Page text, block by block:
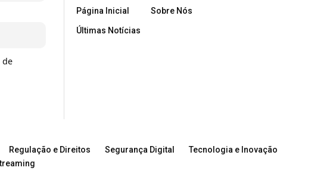
de
Página Inicial
Últimas Notícias
Sobre Nós
Regulação e Direitos Segurança Digital
Tecnologia e Inovação